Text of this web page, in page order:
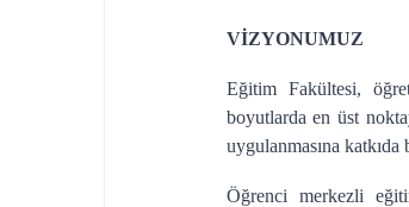
VİZYONUMUZ
Eğitim Fakültesi,
boyutlarda en üst
uygulanmasına
Öğrenci merkezli